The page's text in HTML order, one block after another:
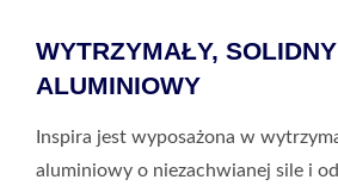
WYTRZYMAŁY,
ALUMINIOWY
Inspira jest wyposażona w
aluminiowy o niezachwianej sile i